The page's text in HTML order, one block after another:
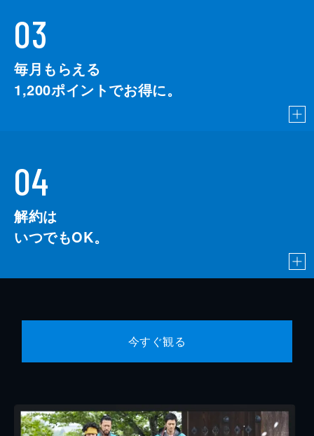
03
毎月もらえる
1,200ポイントでお得に。
04
解約は
いつでもOK。
今すぐ観る